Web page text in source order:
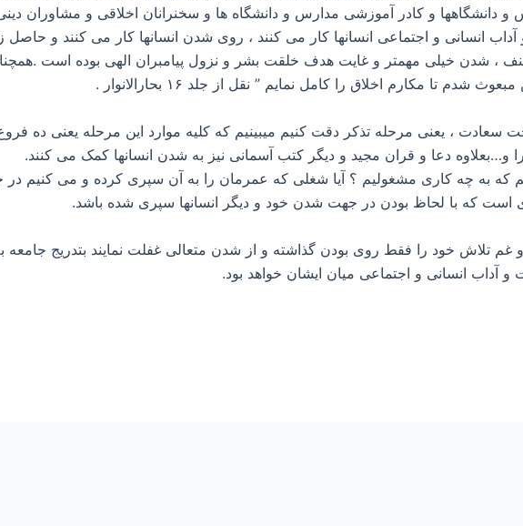
و دانشگاهها و کادر آموزشی مدارس و دانشگاه ها و سخنرانان اخلاقی و مشاوران
انسانی و اجتماعی انسانها کار می کنند ، روی شدن انسانها کار می کنند و
، شدن خیلی مهمتر و غایت هدف خلقت بشر و نزول پیامبران الهی بوده است
تا مکارم اخلاق را کامل نمایم ” نقل از جلد ۱۶ بحارالانوار .
سعادت ، یعنی مرحله تذکر دقت کنیم میبینیم که کلیه موارد این مرحله یعنی ده
و…بعلاوه دعا و قران مجید و دیگر کتب آسمانی نیز به شدن انسانها کمک می کنند.
که به چه کاری مشغولیم ؟ آیا شغلی که عمرمان را به آن سپری کرده و می کنیم
است که با لحاظ بودن در جهت شدن خود و دیگر انسانها سپری شده باشد.
و غم تلاش خود را فقط روی بودن گذاشته و از شدن متعالی غفلت نمایند بتدریج جامعه
و آداب انسانی و اجتماعی میان ایشان خواهد بود.